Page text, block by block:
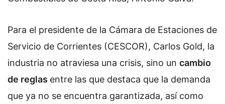
Para el presidente de la Cámara de Estaciones de
Servicio de Corrientes (CESCOR), Carlos Gold, la
industria no atraviesa una crisis, sino un cambio
de reglas entre las que destaca que la demanda
que ya no se encuentra garantizada, así como